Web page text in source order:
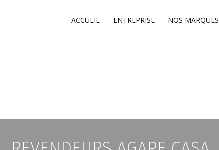
ACCUEIL ENTREPRISE NOS MARQUES